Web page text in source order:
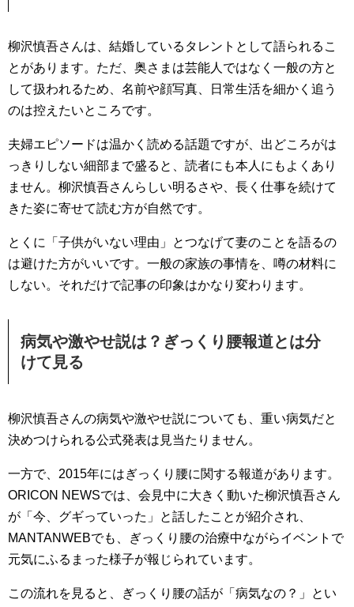
柳沢慎吾さんは、結婚しているタレントとして語られるこ
とがあります。ただ、奥さまは芸能人ではなく一般の方と
して扱われるため、名前や顔写真、日常生活を細かく追う
のは控えたいところです。
夫婦エピソードは温かく読める話題ですが、出どころがは
っきりしない細部まで盛ると、読者にも本人にもよくあり
ません。柳沢慎吾さんらしい明るさや、長く仕事を続けて
きた姿に寄せて読む方が自然です。
とくに「子供がいない理由」とつなげて妻のことを語るの
は避けた方がいいです。一般の家族の事情を、噂の材料に
しない。それだけで記事の印象はかなり変わります。
病気や激やせ説は？ぎっくり腰報道とは分
けて見る
柳沢慎吾さんの病気や激やせ説についても、重い病気だと
決めつけられる公式発表は見当たりません。
一方で、2015年にはぎっくり腰に関する報道があります。
ORICON NEWSでは、会見中に大きく動いた柳沢慎吾さん
が「今、グギっていった」と話したことが紹介され、
MANTANWEBでも、ぎっくり腰の治療中ながらイベントで
元気にふるまった様子が報じられています。
この流れを見ると、ぎっくり腰の話が「病気なの？」とい